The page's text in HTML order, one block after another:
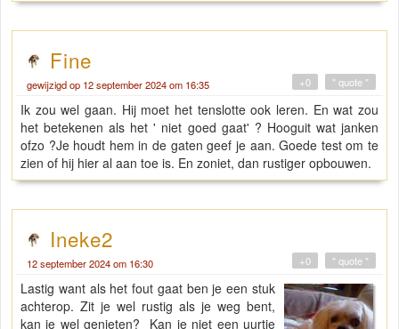
Fine
gewijzigd op 12 september 2024 om 16:35 " quote "
+0
Ik zou wel gaan. Hij moet het tenslotte ook leren. En wat zou
het betekenen als het ' niet goed gaat' ? Hooguit wat janken
ofzo ?Je houdt hem in de gaten geef je aan. Goede test om te
zien of hij hier al aan toe is. En zoniet, dan rustiger opbouwen.
Ineke2
12 september 2024 om 16:30 " quote "
+0
Lastig want als het fout gaat ben je een stuk
achterop. Zit je wel rustig als je weg bent,
kan je wel genieten? Kan je niet een uurtje